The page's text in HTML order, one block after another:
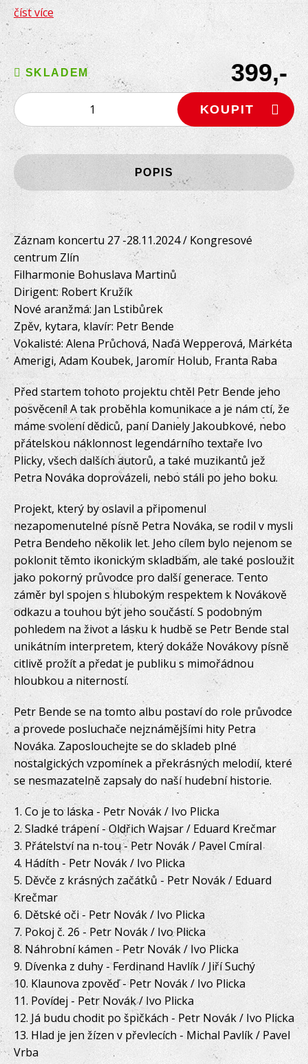
číst více
SKLADEM 399,-
KOUPIT
POPIS
Záznam koncertu 27 -28.11.2024 / Kongresové
centrum Zlín
Filharmonie Bohuslava Martinů
Dirigent: Robert Kružík
Nové aranžmá: Jan Lstibůrek
Zpěv, kytara, klavír: Petr Bende
Vokalisté: Alena Průchová, Naďa Wepperová, Markéta
Amerigi, Adam Koubek, Jaromír Holub, Franta Raba
Před startem tohoto projektu chtěl Petr Bende jeho
posvěcení! A tak proběhla komunikace a je nám ctí, že
máme svolení dědiců, paní Daniely Jakoubkové, nebo
přátelskou náklonnost legendárního textaře Ivo
Plicky, všech dalších autorů, a také muzikantů jež
Petra Nováka doprovázeli, nebo stáli po jeho boku.
Projekt, který by oslavil a připomenul
nezapomenutelné písně Petra Nováka, se rodil v mysli
Petra Bendeho několik let. Jeho cílem bylo nejenom se
poklonit těmto ikonickým skladbám, ale také posloužit
jako pokorný průvodce pro další generace. Tento
záměr byl spojen s hlubokým respektem k Novákově
odkazu a touhou být jeho součástí. S podobným
pohledem na život a lásku k hudbě se Petr Bende stal
unikátním interpretem, který dokáže Novákovy písně
citlivě prožít a předat je publiku s mimořádnou
hloubkou a niterností.
Petr Bende se na tomto albu postaví do role průvodce
a provede posluchače nejznámějšími hity Petra
Nováka. Zaposlouchejte se do skladeb plné
nostalgických vzpomínek a překrásných melodií, které
se nesmazatelně zapsaly do naší hudební historie.
1. Co je to láska - Petr Novák / Ivo Plicka
2. Sladké trápení - Oldřich Wajsar / Eduard Krečmar
3. Přátelství na n-tou - Petr Novák / Pavel Cmíral
4. Hádíth - Petr Novák / Ivo Plicka
5. Děvče z krásných začátků - Petr Novák / Eduard
Krečmar
6. Dětské oči - Petr Novák / Ivo Plicka
7. Pokoj č. 26 - Petr Novák / Ivo Plicka
8. Náhrobní kámen - Petr Novák / Ivo Plicka
9. Dívenka z duhy - Ferdinand Havlík / Jiří Suchý
10. Klaunova zpověď - Petr Novák / Ivo Plicka
11. Povídej - Petr Novák / Ivo Plicka
12. Já budu chodit po špičkách - Petr Novák / Ivo Plicka
13. Hlad je jen žízen v převlecích - Michal Pavlík / Pavel
Vrba